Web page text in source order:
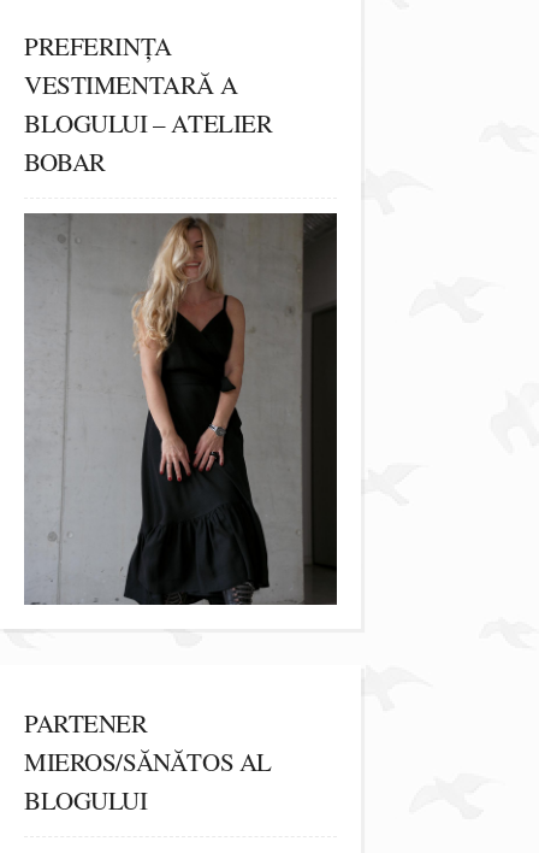
PREFERINȚA
VESTIMENTARĂ A
BLOGULUI – ATELIER
BOBAR
PARTENER
MIEROS/SĂNĂTOS AL
BLOGULUI